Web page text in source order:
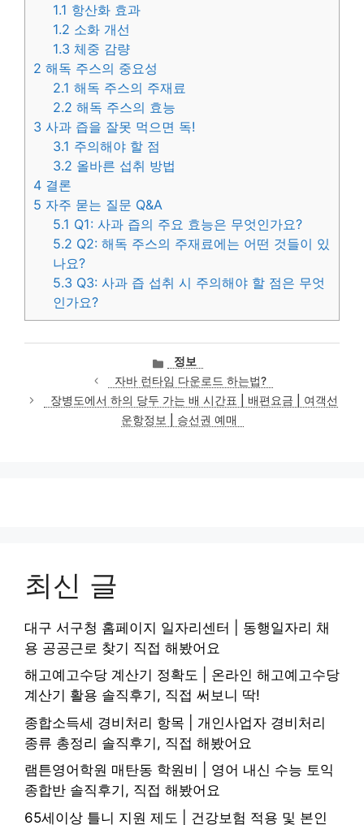
1.1 항산화 효과
1.2 소화 개선
1.3 체중 감량
2 해독 주스의 중요성
2.1 해독 주스의 주재료
2.2 해독 주스의 효능
3 사과 즙을 잘못 먹으면 독!
3.1 주의해야 할 점
3.2 올바른 섭취 방법
4 결론
5 자주 묻는 질문 Q&A
5.1 Q1: 사과 즙의 주요 효능은 무엇인가요?
5.2 Q2: 해독 주스의 주재료에는 어떤 것들이 있
나요?
5.3 Q3: 사과 즙 섭취 시 주의해야 할 점은 무엇
인가요?
카
테
고
리
정보
자바 런타임 다운로드 하는법?
장병도에서 하의 당두 가는 배 시간표 | 배편요금 | 여객선
운항정보 | 승선권 예매
최신 글
대구 서구청 홈페이지 일자리센터 | 동행일자리 채
용 공공근로 찾기 직접 해봤어요
해고예고수당 계산기 정확도 | 온라인 해고예고수당
계산기 활용 솔직후기, 직접 써보니 딱!
종합소득세 경비처리 항목 | 개인사업자 경비처리
종류 총정리 솔직후기, 직접 해봤어요
램튼영어학원 매탄동 학원비 | 영어 내신 수능 토익
종합반 솔직후기, 직접 해봤어요
65세이상 틀니 지원 제도 | 건강보험 적용 및 본인